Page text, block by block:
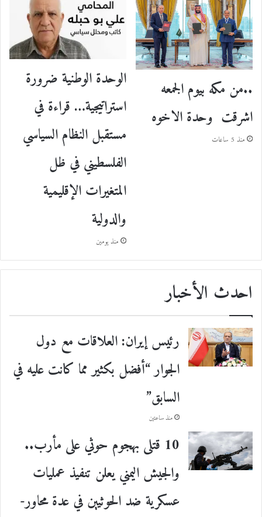
..من مكه بيوم الجمعه
اشرقت وحدة الاخوه
منذ 5 ساعات
الوحدة الوطنية ضرورة
استراتيجية… قراءة في
مستقبل النظام السياسي
الفلسطيني في ظل
المتغيرات الإقليمية
والدولية
منذ يومين
احدث الأخبار
رئيس إيران: العلاقات مع دول
الجوار “أفضل بكثير مما كانت عليه في
السابق”
منذ ساعتين
10 قتلى بهجوم حوثي على مأرب..
والجيش اليمني يعلن تنفيذ عمليات
عسكرية ضد الحوثيين في عدة محاور-